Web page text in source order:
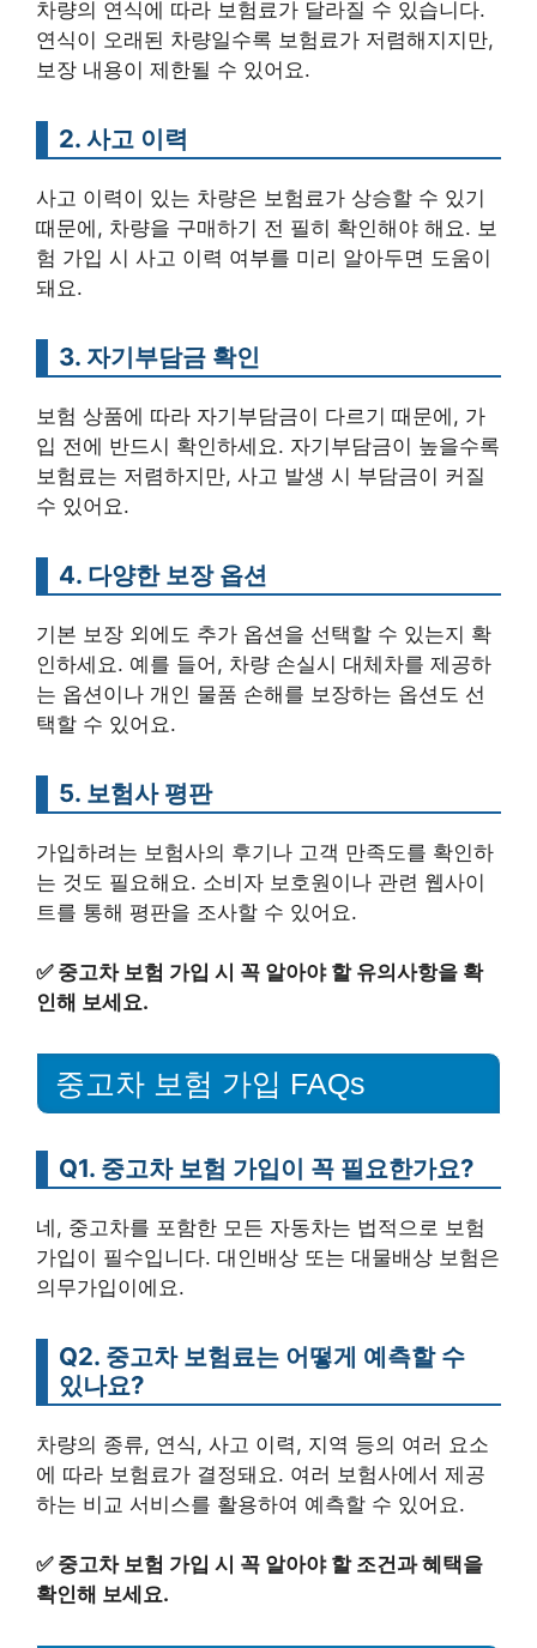
차량의 연식에 따라 보험료가 달라질 수 있습니다.
연식이 오래된 차량일수록 보험료가 저렴해지지만,
보장 내용이 제한될 수 있어요.
2. 사고 이력
사고 이력이 있는 차량은 보험료가 상승할 수 있기
때문에, 차량을 구매하기 전 필히 확인해야 해요. 보
험 가입 시 사고 이력 여부를 미리 알아두면 도움이
돼요.
3. 자기부담금 확인
보험 상품에 따라 자기부담금이 다르기 때문에, 가
입 전에 반드시 확인하세요. 자기부담금이 높을수록
보험료는 저렴하지만, 사고 발생 시 부담금이 커질
수 있어요.
4. 다양한 보장 옵션
기본 보장 외에도 추가 옵션을 선택할 수 있는지 확
인하세요. 예를 들어, 차량 손실시 대체차를 제공하
는 옵션이나 개인 물품 손해를 보장하는 옵션도 선
택할 수 있어요.
5. 보험사 평판
가입하려는 보험사의 후기나 고객 만족도를 확인하
는 것도 필요해요. 소비자 보호원이나 관련 웹사이
트를 통해 평판을 조사할 수 있어요.
✅ 중고차 보험 가입 시 꼭 알아야 할 유의사항을 확
인해 보세요.
중고차 보험 가입 FAQs
Q1. 중고차 보험 가입이 꼭 필요한가요?
네, 중고차를 포함한 모든 자동차는 법적으로 보험
가입이 필수입니다. 대인배상 또는 대물배상 보험은
의무가입이에요.
Q2. 중고차 보험료는 어떻게 예측할 수
있나요?
차량의 종류, 연식, 사고 이력, 지역 등의 여러 요소
에 따라 보험료가 결정돼요. 여러 보험사에서 제공
하는 비교 서비스를 활용하여 예측할 수 있어요.
✅ 중고차 보험 가입 시 꼭 알아야 할 조건과 혜택을
확인해 보세요.